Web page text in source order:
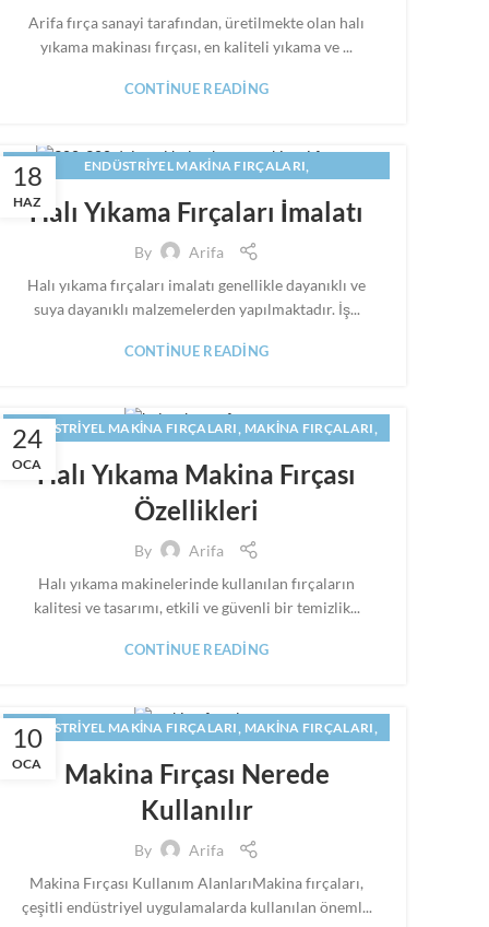
Arifa fırça sanayi tarafından, üretilmekte olan halı
yıkama makinası fırçası, en kaliteli yıkama ve ...
CONTINUE READING
18
HAZ
ENDÜSTRIYEL MAKINA FIRÇALARI,
HALI YIKAMA MAKINASI FIRÇALARI IMALATI,
HALI YIKAMA MAKINESI FIRCASI MAKINA FIRÇALARI
,
Halı Yıkama Fırçaları İmalatı
By
Arifa
Halı yıkama fırçaları imalatı genellikle dayanıklı ve
suya dayanıklı malzemelerden yapılmaktadır. İş...
CONTINUE READING
24
OCA
ENDÜSTRIYEL MAKINA FIRÇALARI, MAKINA FIRÇALARI,
Halı Yıkama Makina Fırçası
Özellikleri
By
Arifa
Halı yıkama makinelerinde kullanılan fırçaların
kalitesi ve tasarımı, etkili ve güvenli bir temizlik...
CONTINUE READING
10
OCA
ENDÜSTRIYEL MAKINA FIRÇALARI, MAKINA FIRÇALARI,
Makina Fırçası Nerede
Kullanılır
By
Arifa
Makina Fırçası Kullanım AlanlarıMakina fırçaları,
çeşitli endüstriyel uygulamalarda kullanılan öneml...